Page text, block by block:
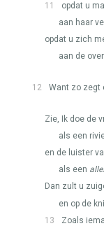
11
opdat u
aan haar
opdat u zich
aan de
12 Want zo zegt
Zie, Ik doe de
als een
en de luister
als een
Dan zult u
en op de
13
Zoals